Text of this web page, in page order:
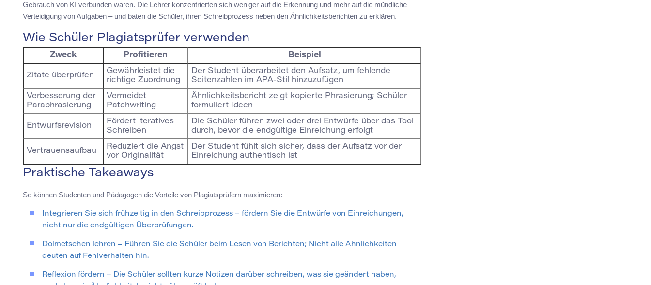
Gebrauch von KI verbunden waren. Die Lehrer konzentrierten sich weniger auf die Erkennung und mehr auf die mündliche
Verteidigung von Aufgaben – und baten die Schüler, ihren Schreibprozess neben den Ähnlichkeitsberichten zu erklären.
Wie Schüler Plagiatsprüfer verwenden
Zweck Profitieren Beispiel
Zitate überprüfen
Gewährleistet die
richtige Zuordnung
Der Student überarbeitet den Aufsatz, um fehlende
Seitenzahlen im APA-Stil hinzuzufügen
Verbesserung der
Paraphrasierung
Vermeidet
Patchwriting
Ähnlichkeitsbericht zeigt kopierte Phrasierung; Schüler
formuliert Ideen
Entwurfsrevision
Fördert iteratives
Schreiben
Die Schüler führen zwei oder drei Entwürfe über das Tool
durch, bevor die endgültige Einreichung erfolgt
Vertrauensaufbau
Reduziert die Angst
vor Originalität
Der Student fühlt sich sicher, dass der Aufsatz vor der
Einreichung authentisch ist
Praktische Takeaways
So können Studenten und Pädagogen die Vorteile von Plagiatsprüfern maximieren:
Integrieren Sie sich frühzeitig in den Schreibprozess – fördern Sie die Entwürfe von Einreichungen,
nicht nur die endgültigen Überprüfungen.
Dolmetschen lehren – Führen Sie die Schüler beim Lesen von Berichten; Nicht alle Ähnlichkeiten
deuten auf Fehlverhalten hin.
Reflexion fördern – Die Schüler sollten kurze Notizen darüber schreiben, was sie geändert haben,